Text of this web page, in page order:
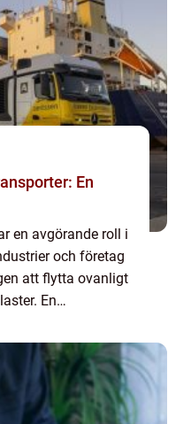
En
en avgörande roll i
och företag
att flytta ovanligt
En